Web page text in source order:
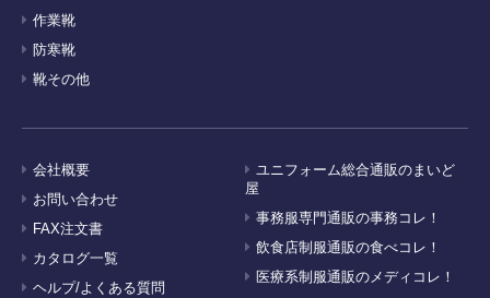
作業靴
防寒靴
靴その他
会社概要
お問い合わせ
FAX注文書
カタログ一覧
ヘルプ/よくある質問
ユニフォーム総合通販のまいど
屋
事務服専門通販の事務コレ！
飲食店制服通販の食べコレ！
医療系制服通販のメディコレ！